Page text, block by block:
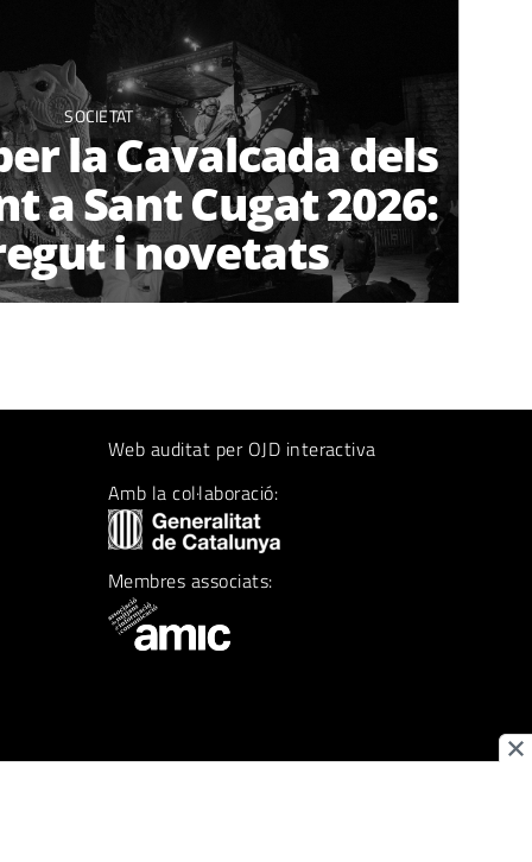
SOCIETAT
la Cavalcada dels
a Sant Cugat 2026:
i novetats
Web auditat per OJD interactiva
Amb la col·laboració:
Membres associats: